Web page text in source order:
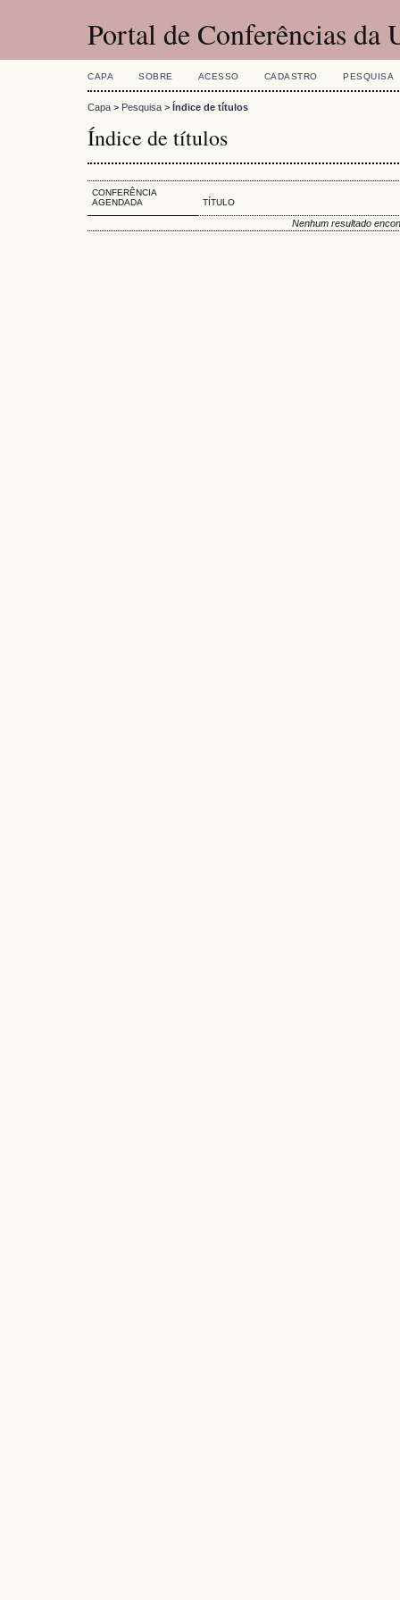
Portal de Conferências da
CAPA SOBRE ACESSO CADASTRO PESQUISA
Capa > Pesquisa > Índice de títulos
Índice de títulos
CONFERÊNCIA
AGENDADA
TÍTULO
Nenhum resultado